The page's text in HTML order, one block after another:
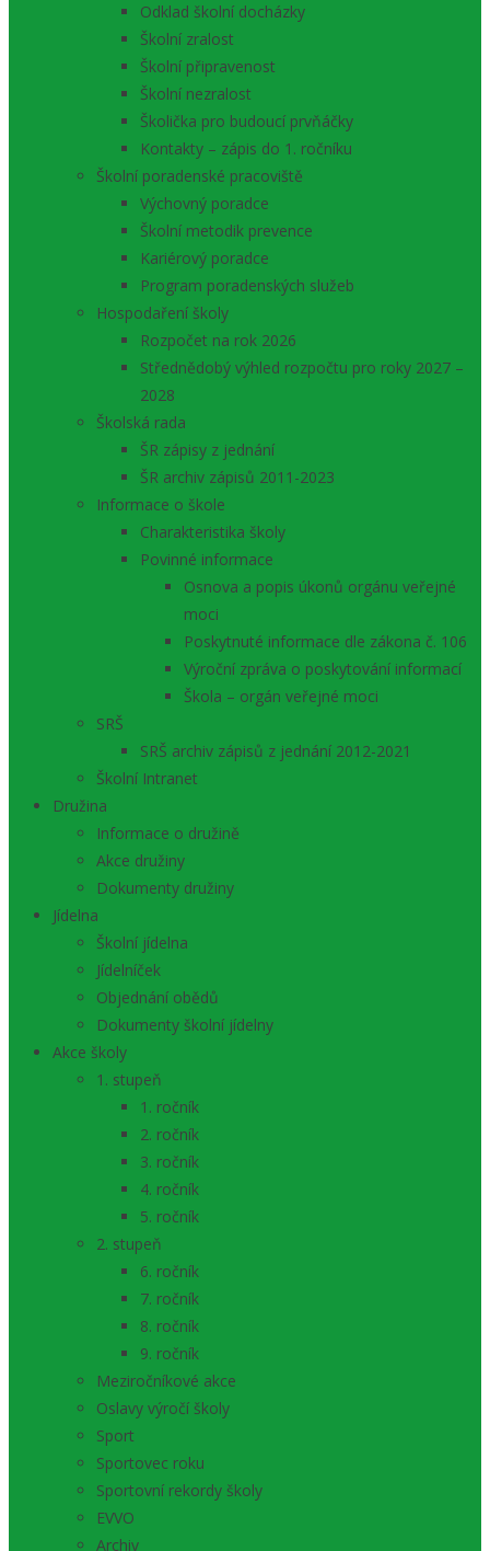
Odklad školní docházky
Školní zralost
Školní připravenost
Školní nezralost
Školička pro budoucí prvňáčky
Kontakty – zápis do 1. ročníku
Školní poradenské pracoviště
Výchovný poradce
Školní metodik prevence
Kariérový poradce
Program poradenských služeb
Hospodaření školy
Rozpočet na rok 2026
Střednědobý výhled rozpočtu pro roky 2027 –
2028
Školská rada
ŠR zápisy z jednání
ŠR archiv zápisů 2011-2023
Informace o škole
Charakteristika školy
Povinné informace
Osnova a popis úkonů orgánu veřejné
moci
Poskytnuté informace dle zákona č. 106
Výroční zpráva o poskytování informací
Škola – orgán veřejné moci
SRŠ
SRŠ archiv zápisů z jednání 2012-2021
Školní Intranet
Družina
Informace o družině
Akce družiny
Dokumenty družiny
Jídelna
Školní jídelna
Jídelníček
Objednání obědů
Dokumenty školní jídelny
Akce školy
1. stupeň
1. ročník
2. ročník
3. ročník
4. ročník
5. ročník
2. stupeň
6. ročník
7. ročník
8. ročník
9. ročník
Meziročníkové akce
Oslavy výročí školy
Sport
Sportovec roku
Sportovní rekordy školy
EVVO
Archiv